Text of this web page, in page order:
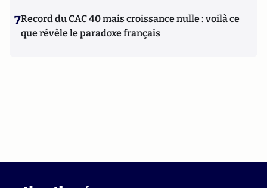
7Record du CAC 40 mais croissance nulle : voilà ce
que révèle le paradoxe français